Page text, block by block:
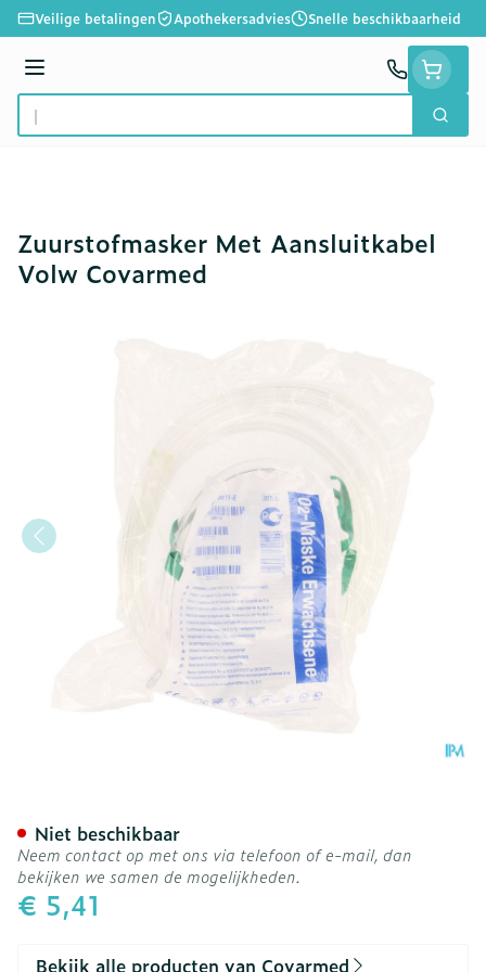
Ga naar de inhoud
Veilige betalingen Apothekersadvies Snelle beschikbaarheid
Menu
Product, merk, categorie...
Zoek
Zuurstofmasker Met Aansluitkabel
Volw Covarmed
€ 5,41
Niet beschikbaar
Neem contact op met ons via telefoon of e-mail, dan
bekijken we samen de mogelijkheden.
Bekijk alle producten van Covarmed